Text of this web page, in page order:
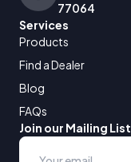
77064
Services
Products
Find a Dealer
Blog
FAQs
Join our Mailing List